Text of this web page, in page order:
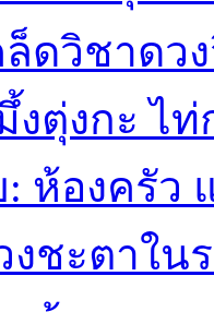
ดวิชาดว
ตุ่งกะ ไ
ห้องครัว
งชะตาใน